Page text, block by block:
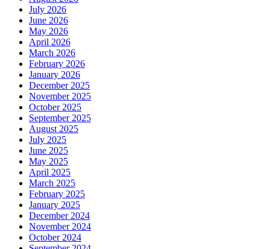
July 2026
June 2026
May 2026
April 2026
March 2026
February 2026
January 2026
December 2025
November 2025
October 2025
September 2025
August 2025
July 2025
June 2025
May 2025
April 2025
March 2025
February 2025
January 2025
December 2024
November 2024
October 2024